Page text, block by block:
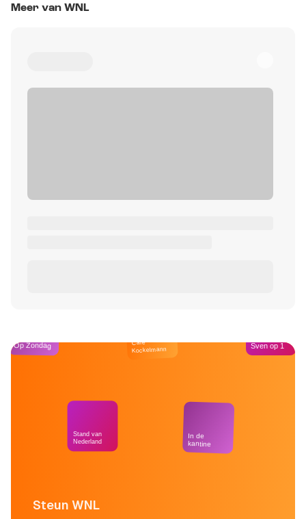
Meer van WNL
Steun WNL
Op Zondag
Stand van
Nederland
Café
Kockelmann
In de
kantine
Sven op 1